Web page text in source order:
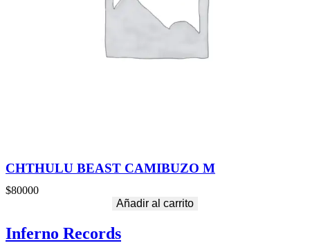
CHTHULU BEAST CAMIBUZO M
$80000
Añadir al carrito
Inferno Records